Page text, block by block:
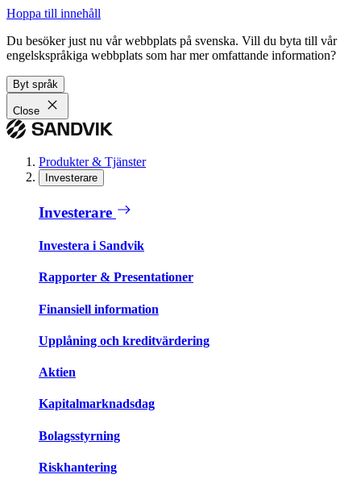
Hoppa till innehåll
Du besöker just nu vår webbplats på svenska. Vill du byta till vår
engelskspråkiga webbplats som har mer omfattande information?
Byt språk
Close
Produkter & Tjänster
Investerare
Investerare
Investera i Sandvik
Rapporter & Presentationer
Finansiell information
Upplåning och kreditvärdering
Aktien
Kapitalmarknadsdag
Bolagsstyrning
Riskhantering